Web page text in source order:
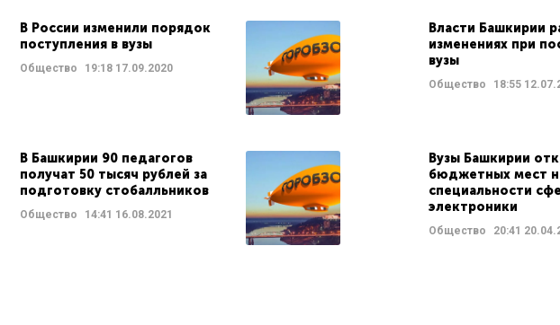
В России изменили порядок
поступления в вузы
Общество 19:18 17.09.2020
Власти Башкирии
изменениях при
вузы
Общество 18:55
В Башкирии 90 педагогов
получат 50 тысяч рублей за
подготовку стобалльников
Общество 14:41 16.08.2021
Вузы Башкирии
бюджетных мест
специальности
электроники
Общество 20:41